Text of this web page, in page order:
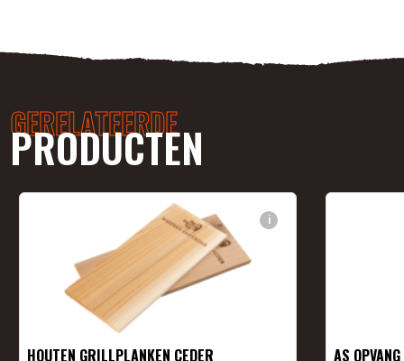
GERELATEERDE
PRODUCTEN
i
HOUTEN GRILLPLANKEN CEDER AS